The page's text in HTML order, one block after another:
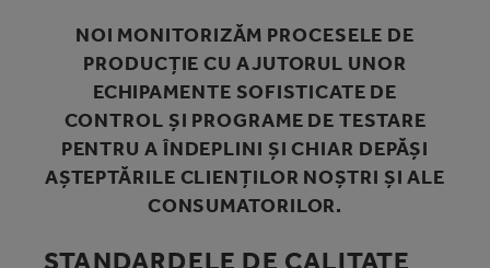
NOI MONITORIZĂM PROCESELE DE
PRODUCŢIE CU AJUTORUL UNOR
ECHIPAMENTE SOFISTICATE DE
CONTROL ŞI PROGRAME DE TESTARE
PENTRU A ÎNDEPLINI ŞI CHIAR DEPĂŞI
AŞTEPTĂRILE CLIENŢILOR NOŞTRI ŞI ALE
CONSUMATORILOR.
STANDARDELE DE CALITATE